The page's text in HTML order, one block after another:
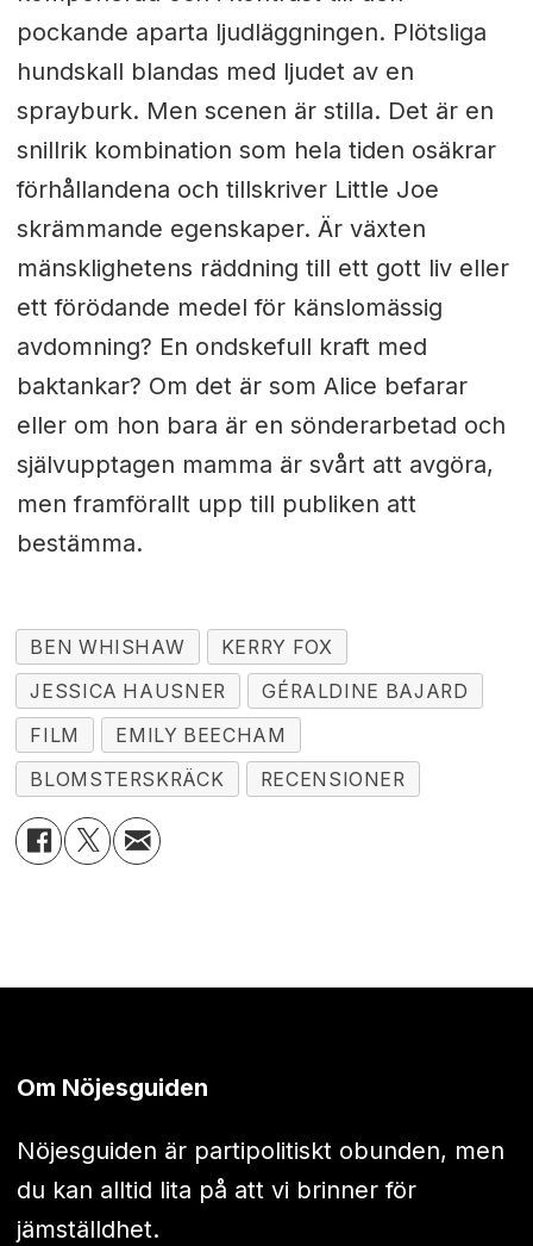
pockande aparta ljudläggningen. Plötsliga
hundskall blandas med ljudet av en
sprayburk. Men scenen är stilla. Det är en
snillrik kombination som hela tiden osäkrar
förhållandena och tillskriver Little Joe
skrämmande egenskaper. Är växten
mänsklighetens räddning till ett gott liv eller
ett förödande medel för känslomässig
avdomning? En ondskefull kraft med
baktankar? Om det är som Alice befarar
eller om hon bara är en sönderarbetad och
självupptagen mamma är svårt att avgöra,
men framförallt upp till publiken att
bestämma.
BEN WHISHAW
KERRY FOX
JESSICA HAUSNER
GÉRALDINE BAJARD
FILM
EMILY BEECHAM
BLOMSTERSKRÄCK
RECENSIONER
Om Nöjesguiden
Nöjesguiden är partipolitiskt obunden, men
du kan alltid lita på att vi brinner för
jämställdhet.